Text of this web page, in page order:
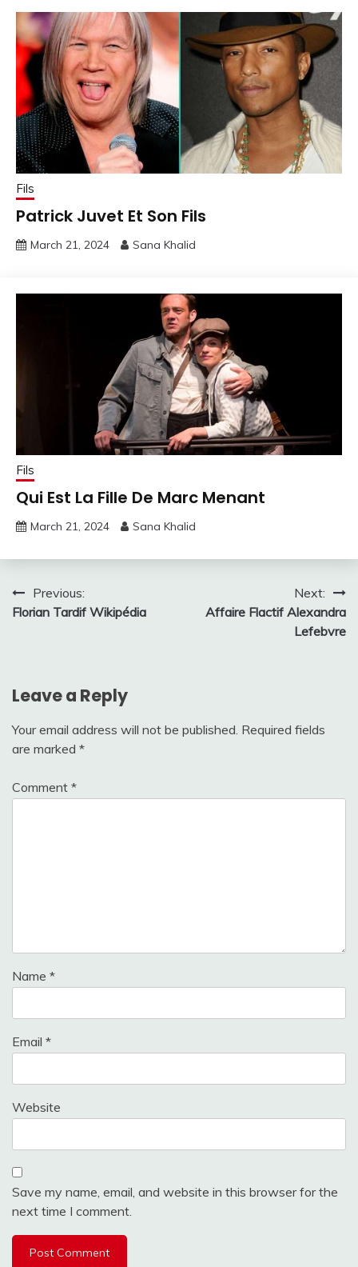
Fils
Patrick Juvet Et Son Fils
March 21, 2024 Sana Khalid
Fils
Qui Est La Fille De Marc Menant
March 21, 2024 Sana Khalid
Post
navigation
Previous:
Florian Tardif Wikipédia
Next:
Affaire Flactif Alexandra
Lefebvre
Leave a Reply
Your email address will not be published. Required fields
are marked *
Comment *
Name *
Email *
Website
Save my name, email, and website in this browser for the
next time I comment.